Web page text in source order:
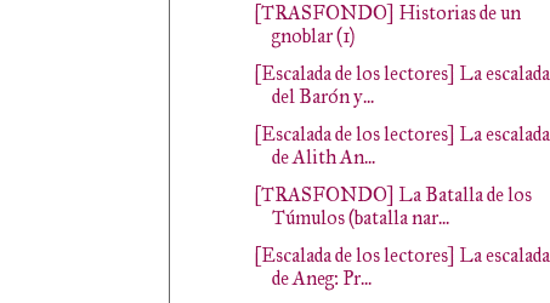
[TRASFONDO] Historias de un
gnoblar (1)
[Escalada de los lectores] La escalada
del Barón y...
[Escalada de los lectores] La escalada
de Alith An...
[TRASFONDO] La Batalla de los
Túmulos (batalla nar...
[Escalada de los lectores] La escalada
de Aneg: Pr...